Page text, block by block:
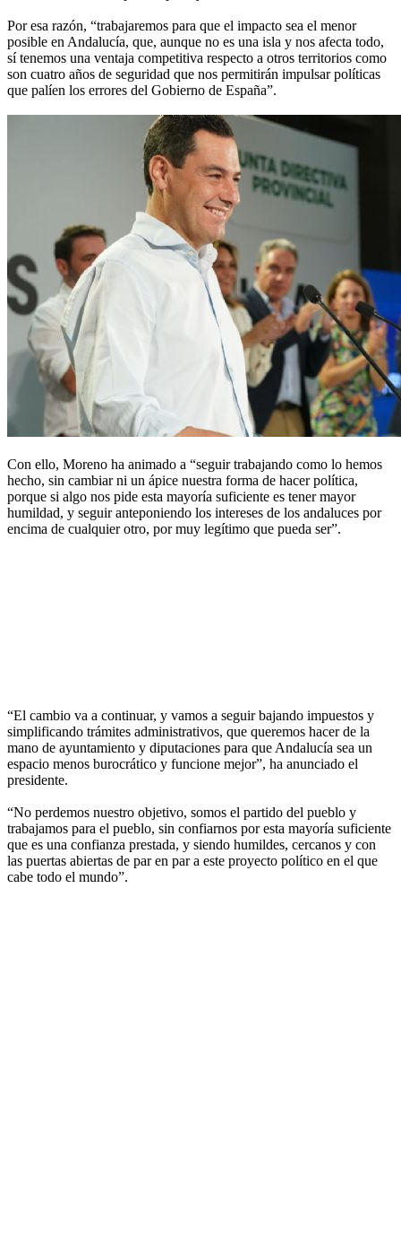
Por esa razón, “trabajaremos para que el impacto sea el menor
posible en Andalucía, que, aunque no es una isla y nos afecta todo,
sí tenemos una ventaja competitiva respecto a otros territorios como
son cuatro años de seguridad que nos permitirán impulsar políticas
que palíen los errores del Gobierno de España”.
Con ello, Moreno ha animado a “seguir trabajando como lo hemos
hecho, sin cambiar ni un ápice nuestra forma de hacer política,
porque si algo nos pide esta mayoría suficiente es tener mayor
humildad, y seguir anteponiendo los intereses de los andaluces por
encima de cualquier otro, por muy legítimo que pueda ser”.
“El cambio va a continuar, y vamos a seguir bajando impuestos y
simplificando trámites administrativos, que queremos hacer de la
mano de ayuntamiento y diputaciones para que Andalucía sea un
espacio menos burocrático y funcione mejor”, ha anunciado el
presidente.
“No perdemos nuestro objetivo, somos el partido del pueblo y
trabajamos para el pueblo, sin confiarnos por esta mayoría suficiente
que es una confianza prestada, y siendo humildes, cercanos y con
las puertas abiertas de par en par a este proyecto político en el que
cabe todo el mundo”.